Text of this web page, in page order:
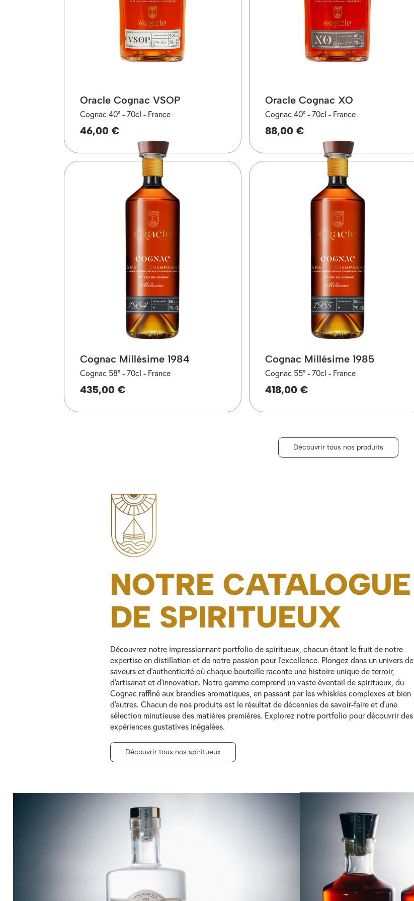
Oracle Cognac VSOP
Cognac 40° - 70cl - France
46,00 €
Oracle Cognac XO
Cognac 40° -70cl - France
88,00 €
Cognac Millésime 1984
Cognac 58° - 70cl - France
435,00 €
Cognac Millésime 1985
Cognac 55° -70cl - France
418,00 €
Découvrir tous nos produits
NOTRE CATALOGUE
DE SPIRITUEUX
Découvrez notre impressionnant portfolio de spiritueux, chacun étant le fruit de notre
expertise en distillation et de notre passion pour l’excellence. Plongez dans un univers de
saveurs et d’authenticité où chaque bouteille raconte une histoire unique de terroir,
d’artisanat et d’innovation. Notre gamme comprend un vaste éventail de spiritueux, du
Cognac raffiné aux brandies aromatiques, en passant par les whiskies complexes et bien
d’autres. Chacun de nos produits est le résultat de décennies de savoir-faire et d’une
sélection minutieuse des matières premières. Explorez notre portfolio pour découvrir des
expériences gustatives inégalées.
Découvrir tous nos spiritueux